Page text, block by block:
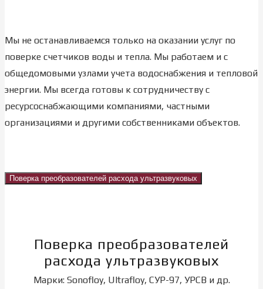
Мы не останавливаемся только на оказании услуг по
поверке счетчиков воды и тепла. Мы работаем и с
общедомовыми узлами учета водоснабжения и тепловой
энергии. Мы всегда готовы к сотрудничеству с
ресурсоснабжающими компаниями, частными
организациями и другими собственниками объектов.
Поверка преобразователей расхода ультразвуковых
Поверка преобразователей
расхода ультразвуковых
Марки: Sonofloy, Ultrafloy, СУР-97, УРСВ и др.